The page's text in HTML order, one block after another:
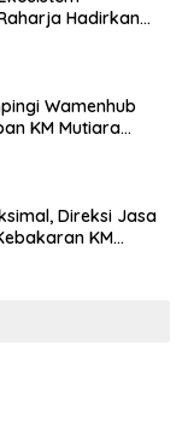
Hadirkan
Wamenhub
KM Mutiara
Direksi Jasa
KM